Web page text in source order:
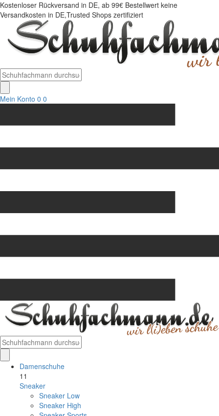
Kostenloser Rückversand in DE, ab 99€ Bestellwert keine
Versandkosten in DE,Trusted Shops zertifiziert
Mein Konto 0 0
Damenschuhe
11
Sneaker
Sneaker Low
Sneaker High